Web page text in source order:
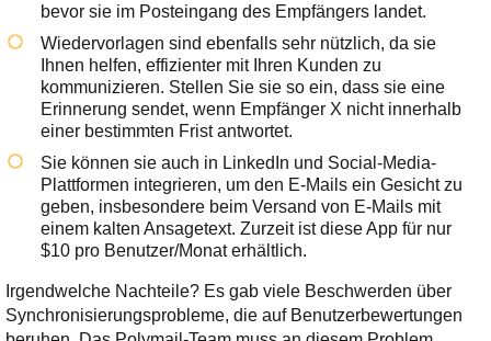
bevor sie im Posteingang des Empfängers landet.
Wiedervorlagen sind ebenfalls sehr nützlich, da sie
Ihnen helfen, effizienter mit Ihren Kunden zu
kommunizieren. Stellen Sie sie so ein, dass sie eine
Erinnerung sendet, wenn Empfänger X nicht innerhalb
einer bestimmten Frist antwortet.
Sie können sie auch in LinkedIn und Social-Media-
Plattformen integrieren, um den E-Mails ein Gesicht zu
geben, insbesondere beim Versand von E-Mails mit
einem kalten Ansagetext. Zurzeit ist diese App für nur
$10 pro Benutzer/Monat erhältlich.
Irgendwelche Nachteile? Es gab viele Beschwerden über
Synchronisierungsprobleme, die auf Benutzerbewertungen